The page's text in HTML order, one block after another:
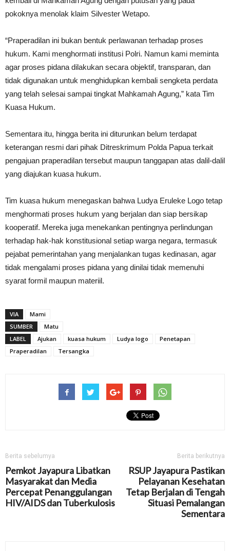
pokoknya menolak klaim Silvester Wetapo.
“Praperadilan ini bukan bentuk perlawanan terhadap proses
hukum. Kami menghormati institusi Polri. Namun kami meminta
agar proses pidana dilakukan secara objektif, transparan, dan
tidak digunakan untuk menghidupkan kembali sengketa perdata
yang telah selesai sampai tingkat Mahkamah Agung,” kata Tim
Kuasa Hukum.
Sementara itu, hingga berita ini diturunkan belum terdapat
keterangan resmi dari pihak Ditreskrimum Polda Papua terkait
pengajuan praperadilan tersebut maupun tanggapan atas dalil-dalil
yang diajukan kuasa hukum.
Tim kuasa hukum menegaskan bahwa Ludya Eruleke Logo tetap
menghormati proses hukum yang berjalan dan siap bersikap
kooperatif. Mereka juga menekankan pentingnya perlindungan
terhadap hak-hak konstitusional setiap warga negara, termasuk
pejabat pemerintahan yang menjalankan tugas kedinasan, agar
tidak mengalami proses pidana yang dinilai tidak memenuhi
syarat formil maupun materiil.
VIA
Mami
SUMBER
Matu
LABEL
Ajukan kuasa hukum Ludya logo
Penetapan
Praperadilan
Tersangka
Berita sebelumya
Pemkot Jayapura Libatkan
Masyarakat dan Media
Percepat Penanggulangan
HIV/AIDS dan Tuberkulosis
Berita berikutnya
RSUP Jayapura Pastikan
Pelayanan Kesehatan
Tetap Berjalan di Tengah
Situasi Pemalangan
Sementara